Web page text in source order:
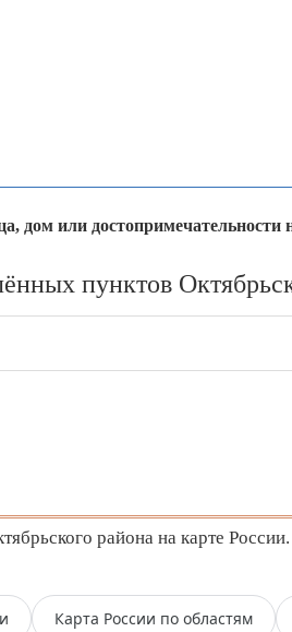
дом или достопримечательности
пунктов
района на карте
Карта России по областям